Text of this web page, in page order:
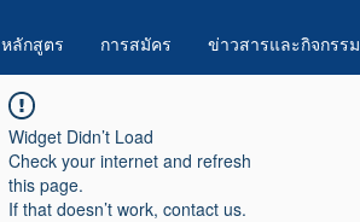
หลักสูตร การสมัคร ข่าวสารและกิจกรรม
Widget Didn’t Load
Check your internet and refresh
this page.
If that doesn’t work, contact us.